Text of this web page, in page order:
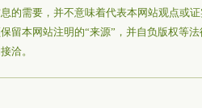
的需要，并不意味着代表本网站观点或
留本网站注明的“来源”，并自负版权等
洽。